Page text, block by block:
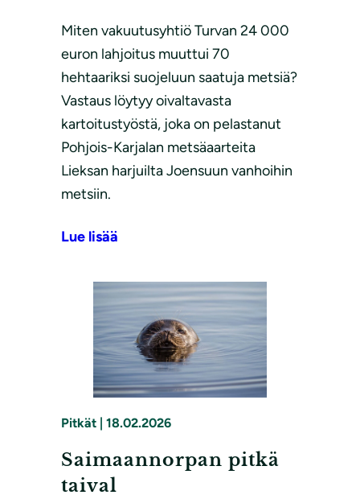
Miten vakuutusyhtiö Turvan 24 000
euron lahjoitus muuttui 70
hehtaariksi suojeluun saatuja metsiä?
Vastaus löytyy oivaltavasta
kartoitustyöstä, joka on pelastanut
Pohjois-Karjalan metsäaarteita
Lieksan harjuilta Joensuun vanhoihin
metsiin.
Lue lisää
Pitkät | 18.02.2026
Saimaannorpan pitkä
taival